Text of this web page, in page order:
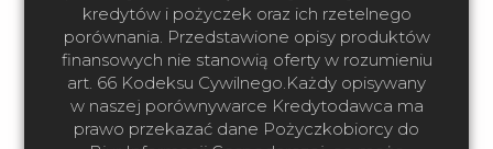
kredytów i pożyczek oraz ich rzetelnego
porównania. Przedstawione opisy produktów
finansowych nie stanowią oferty w rozumieniu
art. 66 Kodeksu Cywilnego.Każdy opisywany
w naszej porównywarce Kredytodawca ma
prawo przekazać dane Pożyczkobiorcy do